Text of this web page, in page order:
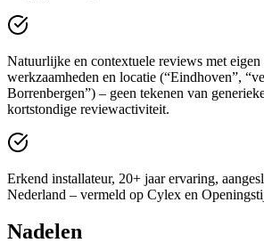
Natuurlijke en contextuele reviews met eigen
werkzaamheden en locatie (“Eindhoven”,
Borrenbergen”) – geen tekenen van
kortstondige reviewactiviteit.
Erkend installateur, 20+ jaar ervaring,
Nederland – vermeld op Cylex en
Nadelen